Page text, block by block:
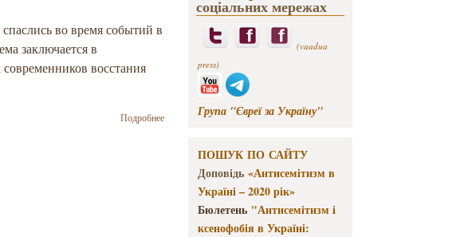
во время событий в
заключается в
восстания
Подробнеео О судьбе
Хмельниччины
будут говорить
соціальних мережах
(vaadua
press)
Група "Євреї за Україну"
ПОШУК ПО САЙТУ
Доповідь «Антисемітизм в
Україні – 2020 рік»
Бюлетень "Антисемітизм і
ксенофобія в Україні: